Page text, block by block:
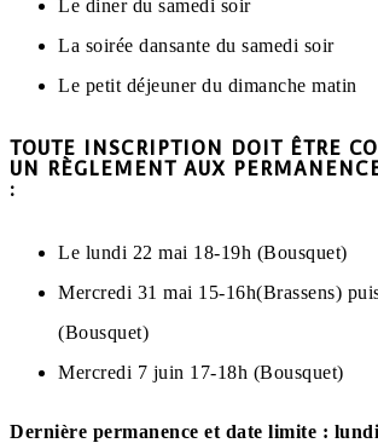
Le diner du samedi soir
La soirée dansante du samedi soir
Le petit déjeuner du dimanche matin
TOUTE INSCRIPTION DOIT ÊTRE
UN RÈGLEMENT AUX
:
Le lundi 22 mai 18-19h (Bousquet)
Mercredi 31 mai 15-16h(Brassens)
(Bousquet)
Mercredi 7 juin 17-18h (Bousquet)
Dernière permanence et date limite :